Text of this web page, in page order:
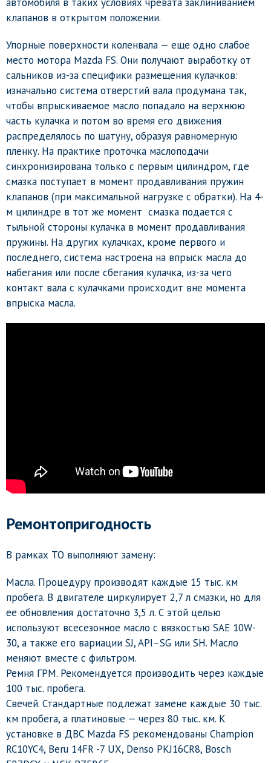
клапанов в открытом положении.
Упорные поверхности коленвала — еще одно слабое
место мотора Mazda FS. Они получают выработку от
сальников из-за специфики размещения кулачков:
изначально система отверстий вала продумана так,
чтобы впрыскиваемое масло попадало на верхнюю
часть кулачка и потом во время его движения
распределялось по шатуну, образуя равномерную
пленку. На практике проточка маслоподачи
синхронизирована только с первым цилиндром, где
смазка поступает в момент продавливания пружин
клапанов (при максимальной нагрузке с обратки). На 4-
м цилиндре в тот же момент смазка подается с
тыльной стороны кулачка в момент продавливания
пружины. На других кулачках, кроме первого и
последнего, система настроена на впрыск масла до
набегания или после сбегания кулачка, из-за чего
контакт вала с кулачками происходит вне момента
впрыска масла.
Ремонтопригодность
В рамках ТО выполняют замену:
Масла. Процедуру производят каждые 15 тыс. км
пробега. В двигателе циркулирует 2,7 л смазки, но для
ее обновления достаточно 3,5 л. С этой целью
используют всесезонное масло с вязкостью SAE 10W-
30, а также его вариации SJ, API–SG или SH. Масло
меняют вместе с фильтром.
Ремня ГРМ. Рекомендуется производить через каждые
100 тыс. пробега.
Свечей. Стандартные подлежат замене каждые 30 тыс.
км пробега, а платиновые — через 80 тыс. км. К
установке в ДВС Mazda FS рекомендованы Champion
RC10YC4, Beru 14FR -7 UX, Denso PKJ16CR8, Bosch